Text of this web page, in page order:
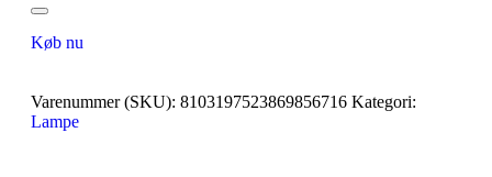
Køb nu
Varenummer (SKU): 8103197523869856716 Kategori:
Lampe